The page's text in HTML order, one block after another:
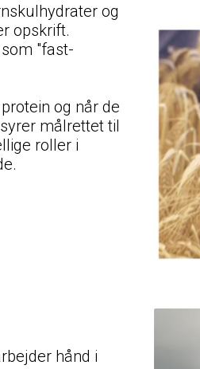
og
opskrift.
"fast-
og når de
målrettet til
roller i
hånd i